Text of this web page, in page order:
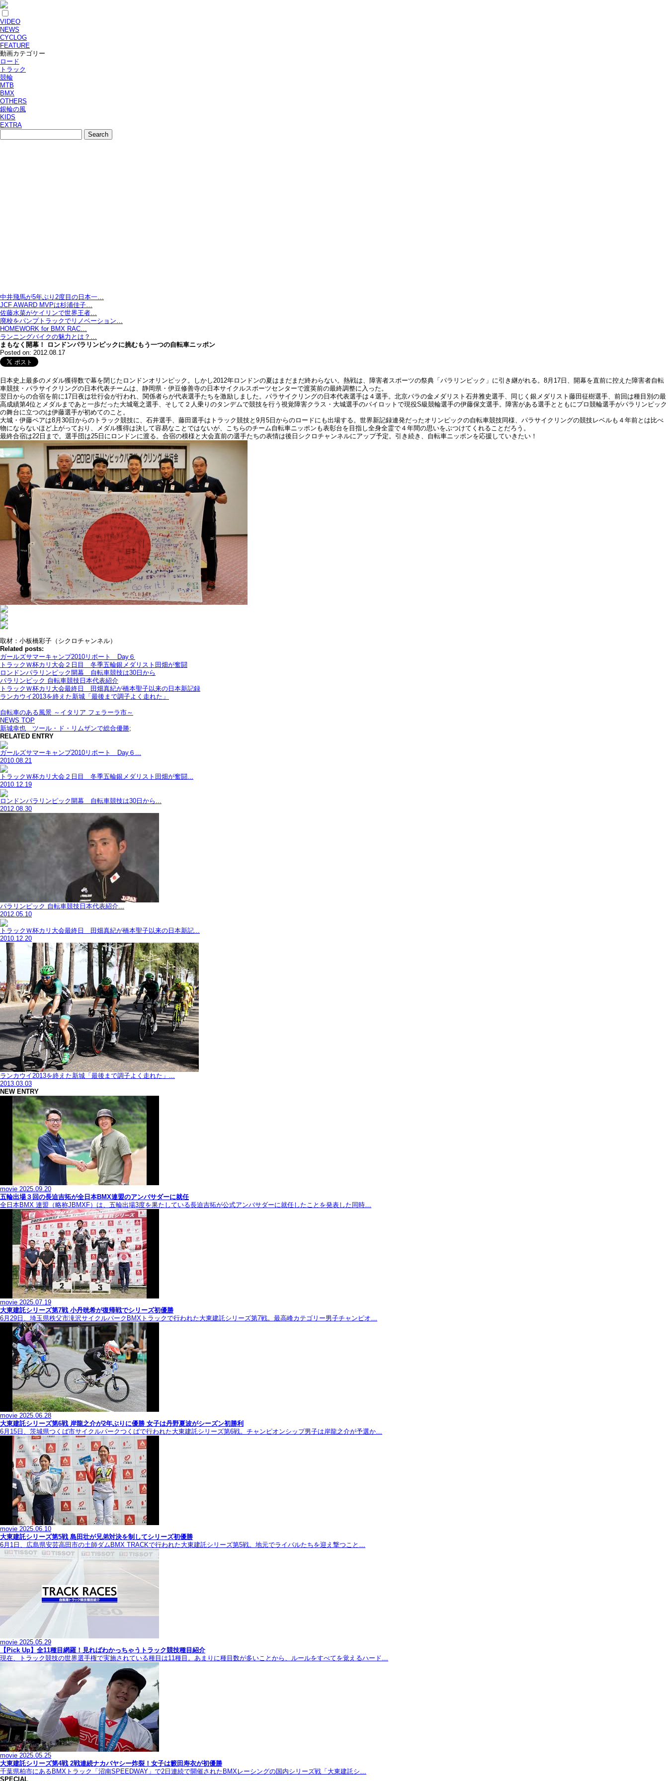
VIDEO
NEWS
CYCLOG
FEATURE
動画カテゴリー
ロード
トラック
競輪
MTB
BMX
OTHERS
銀輪の風
KIDS
EXTRA
中井飛馬が5年ぶり2度目の日本一…
JCF AWARD MVPは杉浦佳子…
佐藤水菜がケイリンで世界王者…
廃校をパンプトラックでリノベーション…
HOMEWORK for BMX RAC…
ランニングバイクの魅力とは？…
まもなく開幕！ ロンドンパラリンピックに挑むもう一つの自転車ニッポン
Posted on: 2012.08.17
日本史上最多のメダル獲得数で幕を閉じたロンドンオリンピック。しかし2012年ロンドンの夏はまだまだ終わらない。熱戦は、障害者スポーツの祭典「パラリンピック」に引き継がれる。8月17日、開幕を直前に控えた障害者自転
車競技・パラサイクリングの日本代表チームは、静岡県・伊豆修善寺の日本サイクルスポーツセンターで渡英前の最終調整に入った。
翌日からの合宿を前に17日夜は壮行会が行われ、関係者らが代表選手たちを激励しました。パラサイクリングの日本代表選手は４選手。北京パラの金メダリスト石井雅史選手、同じく銀メダリスト藤田征樹選手、前回は種目別の最
高成績第4位とメダルまであと一歩だった大城竜之選手、そして２人乗りのタンデムで競技を行う視覚障害クラス・大城選手のパイロットで現役S級競輪選手の伊藤保文選手。障害がある選手とともにプロ競輪選手がパラリンピック
の舞台に立つのは伊藤選手が初めてのこと。
大城・伊藤ペアは8月30日からのトラック競技に、石井選手、藤田選手はトラック競技と9月5日からのロードにも出場する。世界新記録連発だったオリンピックの自転車競技同様、パラサイクリングの競技レベルも４年前とは比べ
物にならないほど上がっており、メダル獲得は決して容易なことではないが、こちらのチーム自転車ニッポンも表彰台を目指し全身全霊で４年間の思いをぶつけてくれることだろう。
最終合宿は22日まで。選手団は25日にロンドンに渡る。合宿の模様と大会直前の選手たちの表情は後日シクロチャンネルにアップ予定。引き続き、自転車ニッポンを応援していきたい！
取材：小板橋彩子（シクロチャンネル）
Related posts:
ガールズサマーキャンプ2010リポート Day６
トラックＷ杯カリ大会２日目 冬季五輪銀メダリスト田畑が奮闘
ロンドンパラリンピック開幕 自転車競技は30日から
パラリンピック 自転車競技日本代表紹介
トラックＷ杯カリ大会最終日 田畑真紀が橋本聖子以来の日本新記録
ランカウイ2013を終えた新城「最後まで調子よく走れた」
自転車のある風景 ～イタリア フェラーラ市～
NEWS TOP
新城幸也 ツール・ド・リムザンで総合優勝;
RELATED ENTRY
ガールズサマーキャンプ2010リポート Day６...
2010.08.21
トラックＷ杯カリ大会２日目 冬季五輪銀メダリスト田畑が奮闘...
2010.12.19
ロンドンパラリンピック開幕 自転車競技は30日から...
2012.08.30
パラリンピック 自転車競技日本代表紹介...
2012.05.10
トラックＷ杯カリ大会最終日 田畑真紀が橋本聖子以来の日本新記...
2010.12.20
ランカウイ2013を終えた新城「最後まで調子よく走れた」...
2013.03.03
NEW ENTRY
movie 2025.09.20
五輪出場３回の長迫吉拓が全日本BMX連盟のアンバサダーに就任
全日本BMX 連盟（略称JBMXF）は、五輪出場3度を果たしている長迫吉拓が公式アンバサダーに就任したことを発表した同時…
movie 2025.07.19
大東建託シリーズ第7戦 ⼩丹晄希が復帰戦でシリーズ初優勝
6月29日、埼玉県秩父市滝沢サイクルパークBMXトラックで行われた大東建託シリーズ第7戦。最高峰カテゴリー男子チャンピオ…
movie 2025.06.28
大東建託シリーズ第6戦 岸龍之介が2年ぶりに優勝 女子は丹野夏波がシーズン初勝利
6月15日、茨城県つくば市サイクルパークつくばで行われた大東建託シリーズ第6戦。チャンピオンシップ男子は岸龍之介が予選か…
movie 2025.06.10
大東建託シリーズ第5戦 島田壮が兄弟対決を制してシリーズ初優勝
6月1日、広島県安芸高田市の土師ダムBMX TRACKで行われた大東建託シリーズ第5戦。地元でライバルたちを迎え撃つこと…
movie 2025.05.29
【Pick Up】全11種目網羅！見ればわかっちゃうトラック競技種目紹介
現在、トラック競技の世界選手権で実施されている種目は11種目。あまりに種目数が多いことから、ルールをすべてを覚えるハード…
movie 2025.05.25
大東建託シリーズ第4戦 2戦連続ナカバヤシー炸裂！女子は籔田寿衣が初優勝
千葉県柏市にあるBMXトラック「沼南SPEEDWAY」で2日連続で開催されたBMXレーシングの国内シリーズ戦「大東建託シ…
SPECIAL